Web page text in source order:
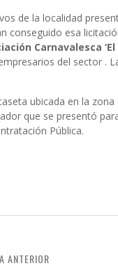
de la localidad
conseguido esa
Carnavalesca
del sector .
ubicada en la
que se presentó
Pública.
ANTERIOR